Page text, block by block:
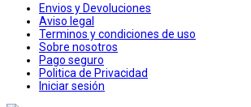
Envios y Devoluciones
Aviso legal
Terminos y condiciones de uso
Sobre nosotros
Pago seguro
Politica de Privacidad
Iniciar sesión